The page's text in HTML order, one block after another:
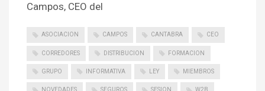
Campos, CEO del
ASOCIACION CAMPOS CANTABRA CEO
CORREDORES DISTRIBUCION FORMACION
GRUPO INFORMATIVA LEY MIEMBROS